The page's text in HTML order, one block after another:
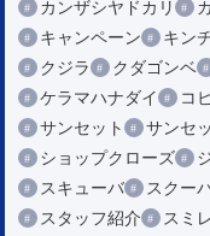
カンザシヤドカリ
キャンペーン
キン
クジラ
クダゴンベ
ケラマハナダイ
コ
サンセット
サンセ
ショップクローズ
スキューバ
スクー
スタッフ紹介
スミ